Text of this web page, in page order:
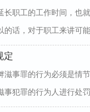
长职工的工作时间，也
的话，对于职工来讲可
定
滋事罪的行为必须是情
事犯罪的行为人进行处